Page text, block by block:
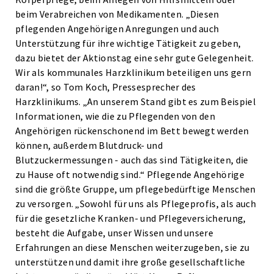
beim Verabreichen von Medikamenten. „Diesen
pflegenden Angehörigen Anregungen und auch
Unterstützung für ihre wichtige Tätigkeit zu geben,
dazu bietet der Aktionstag eine sehr gute Gelegenheit.
Wir als kommunales Harzklinikum beteiligen uns gern
daran!“, so Tom Koch, Pressesprecher des
Harzklinikums. „An unserem Stand gibt es zum Beispiel
Informationen, wie die zu Pflegenden von den
Angehörigen rückenschonend im Bett bewegt werden
können, außerdem Blutdruck- und
Blutzuckermessungen - auch das sind Tätigkeiten, die
zu Hause oft notwendig sind.“ Pflegende Angehörige
sind die größte Gruppe, um pflegebedürftige Menschen
zu versorgen. „Sowohl für uns als Pflegeprofis, als auch
für die gesetzliche Kranken- und Pflegeversicherung,
besteht die Aufgabe, unser Wissen und unsere
Erfahrungen an diese Menschen weiterzugeben, sie zu
unterstützen und damit ihre große gesellschaftliche